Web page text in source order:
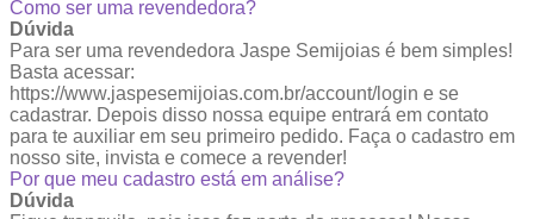
Como ser uma revendedora?
Dúvida
Para ser uma revendedora Jaspe Semijoias é bem simples!
Basta acessar:
https://www.jaspesemijoias.com.br/account/login e se
cadastrar. Depois disso nossa equipe entrará em contato
para te auxiliar em seu primeiro pedido. Faça o cadastro em
nosso site, invista e comece a revender!
Por que meu cadastro está em análise?
Dúvida